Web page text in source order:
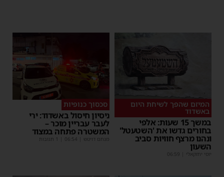
המיזם שהפך לשיחת היום
באשדוד
במשך 15 שעות: אלפי
בחורים גדשו את 'השטעטל'
ונהנו מרצף חוויות סביב
השעון
יוסי יחזקאלי 06:59
סכסוך כנופיות
ניסיון חיסול באשדוד: ירי
לעבר עבריין מוכר –
המשטרה פתחה במצוד
מנחם דויטש 06:54